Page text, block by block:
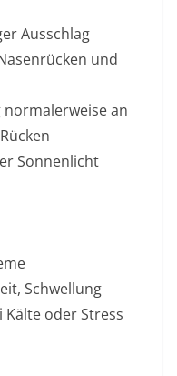
Ausschlag
und
an
Sonnenlicht
Schwellung
Kälte oder Stress